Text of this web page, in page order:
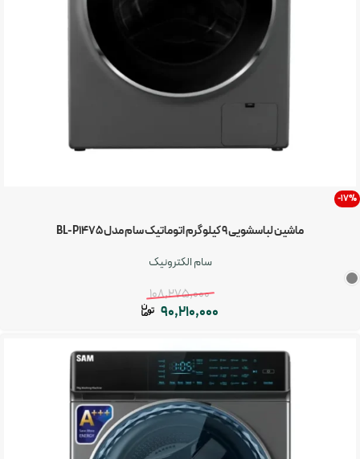
-17%
ماشین لباسشویی 9 کیلوگرم اتوماتیک سام مدل BL-P1475
سام الکترونیک
108,275,000
90,210,000